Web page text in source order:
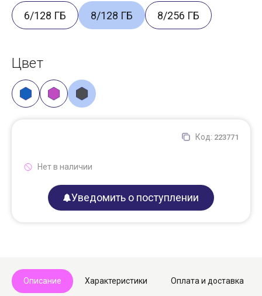
6/128 ГБ 8/128 ГБ 8/256 ГБ
Цвет
Код: 223771
Нет в наличии
Уведомить о поступлении
Описание Характеристики Оплата и доставка